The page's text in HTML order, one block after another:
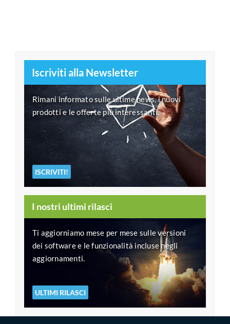
Iscriviti alla Newsletter
Rimani informato sulle ultime news, i nuovi
prodotti e le offerte più interessanti.
ISCRIVITI!
I nostri ultimi rilasci
Ti aggiorniamo mese per mese sulle versioni
dei software e le funzionalità incluse negli
aggiornamenti.
ULTIMI RILASCI